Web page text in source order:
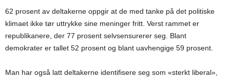
62 prosent av deltakerne oppgir at de med tanke på det politiske
klimaet ikke tør uttrykke sine meninger fritt. Verst rammet er
republikanere, der 77 prosent selvsensurerer seg. Blant
demokrater er tallet 52 prosent og blant uavhengige 59 prosent.
Man har også latt deltakerne identifisere seg som «sterkt liberal»,